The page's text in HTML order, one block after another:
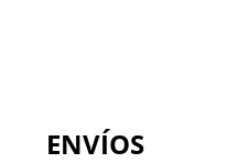
ENVÍOS